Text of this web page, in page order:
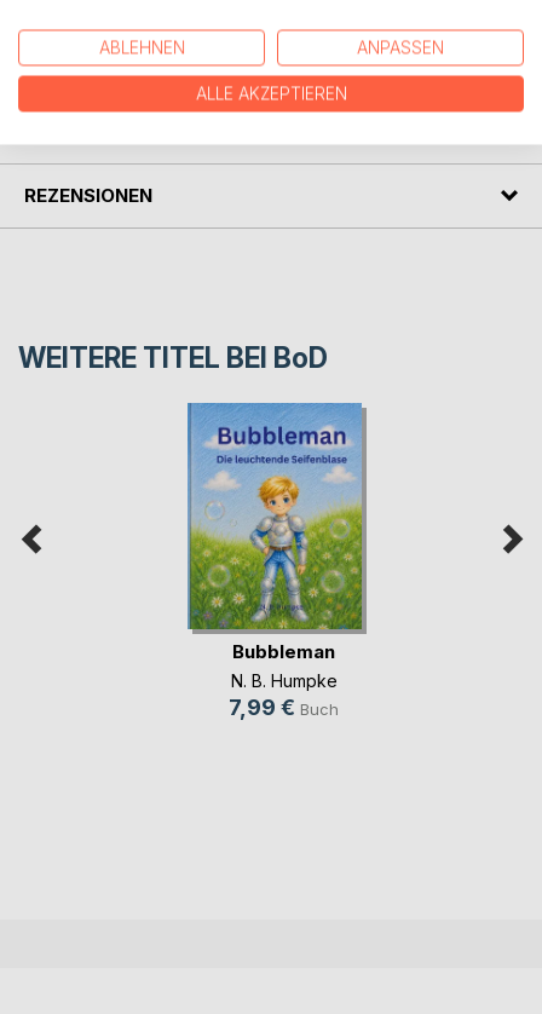
AUTOR/IN
REZENSIONEN
WEITERE TITEL BEI BoD
Bubbleman
N. B. Humpke
7,99 € Buch
ABLEHNEN ANPASSEN
ALLE AKZEPTIEREN